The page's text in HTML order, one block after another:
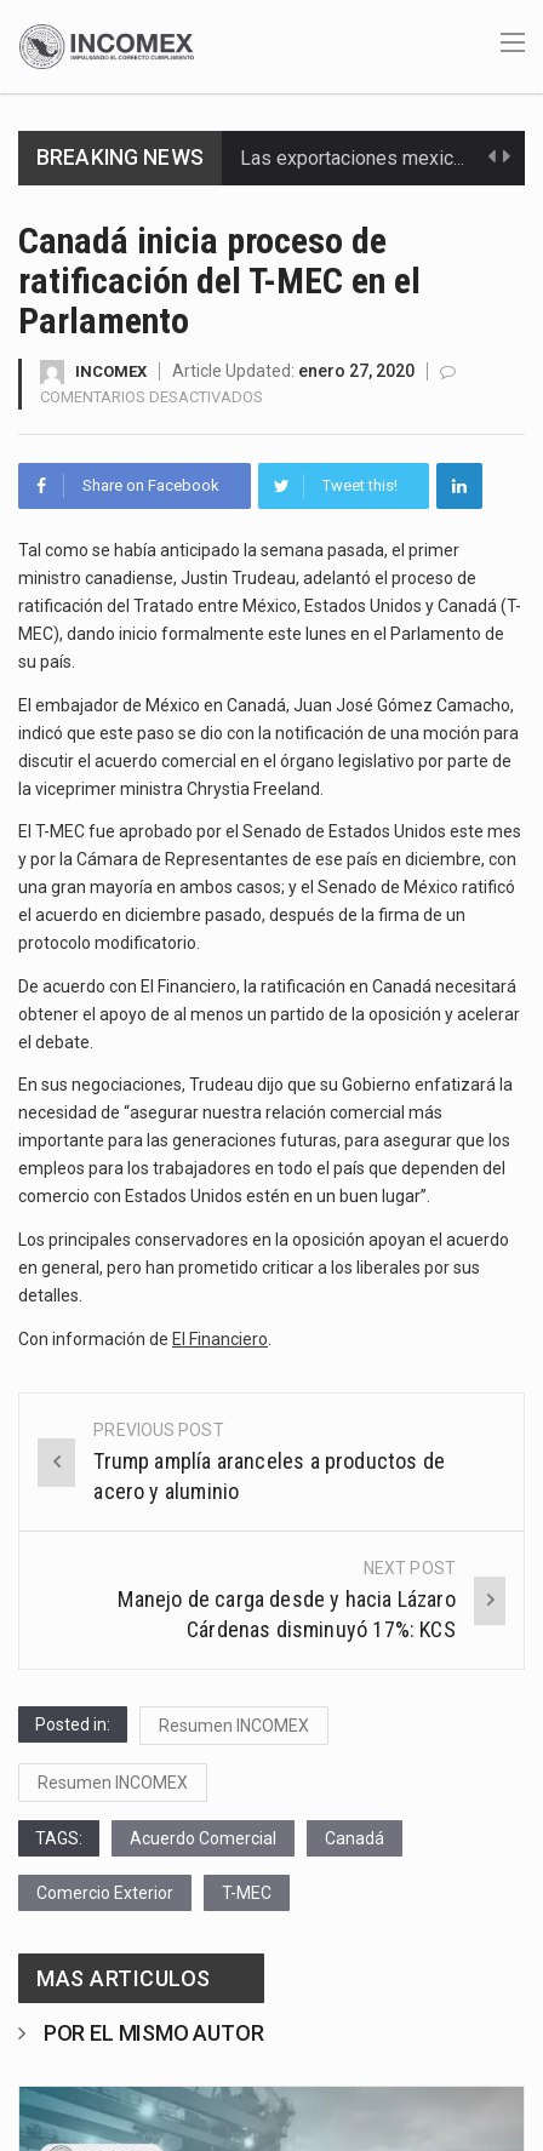
BREAKING NEWS Las exportaciones mexicanas de vehículos ligeros disminuyeron 9.67 % en julio a tasa anual, alcanzando…
Ante la suspensión temporal de las inspecciones sanitarias del Departamento de Agricultura de Estados Unidos…
Los créditos fiscales determinados a empresas IMMEX rara vez nacen de una interpretación equivocada de…
La inversión fija bruta en México registró un aumento de 1.1% interanual en mayo de…
El gobierno de Estados Unidos anunciará un arancel del 15 % sobre los productos fabricados…
Canadá inicia proceso de
ratificación del T-MEC en el
Parlamento
INCOMEX Article Updated: enero 27, 2020
COMENTARIOS DESACTIVADOS
PROCESO
DE
DEL
T-
MEC
Share on Facebook Tweet this!
Tal como se había anticipado la semana pasada, el primer
ministro canadiense, Justin Trudeau, adelantó el proceso de
ratificación del Tratado entre México, Estados Unidos y Canadá (T-
MEC), dando inicio formalmente este lunes en el Parlamento de
su país.
El embajador de México en Canadá, Juan José Gómez Camacho,
indicó que este paso se dio con la notificación de una moción para
discutir el acuerdo comercial en el órgano legislativo por parte de
la viceprimer ministra Chrystia Freeland.
El T-MEC fue aprobado por el Senado de Estados Unidos este mes
y por la Cámara de Representantes de ese país en diciembre, con
una gran mayoría en ambos casos; y el Senado de México ratificó
el acuerdo en diciembre pasado, después de la firma de un
protocolo modificatorio.
De acuerdo con El Financiero, la ratificación en Canadá necesitará
obtener el apoyo de al menos un partido de la oposición y acelerar
el debate.
En sus negociaciones, Trudeau dijo que su Gobierno enfatizará la
necesidad de “asegurar nuestra relación comercial más
importante para las generaciones futuras, para asegurar que los
empleos para los trabajadores en todo el país que dependen del
comercio con Estados Unidos estén en un buen lugar”.
Los principales conservadores en la oposición apoyan el acuerdo
en general, pero han prometido criticar a los liberales por sus
detalles.
Con información de El Financiero
Post
navigation
PREVIOUS POST
Trump amplía aranceles a productos de
acero y aluminio
NEXT POST
Manejo de carga desde y hacia Lázaro
Cárdenas disminuyó 17%: KCS
Posted in: Resumen INCOMEX
Resumen INCOMEX
TAGS: Acuerdo Comercial Canadá
Comercio Exterior T-MEC
MAS ARTICULOS
POR EL MISMO AUTOR